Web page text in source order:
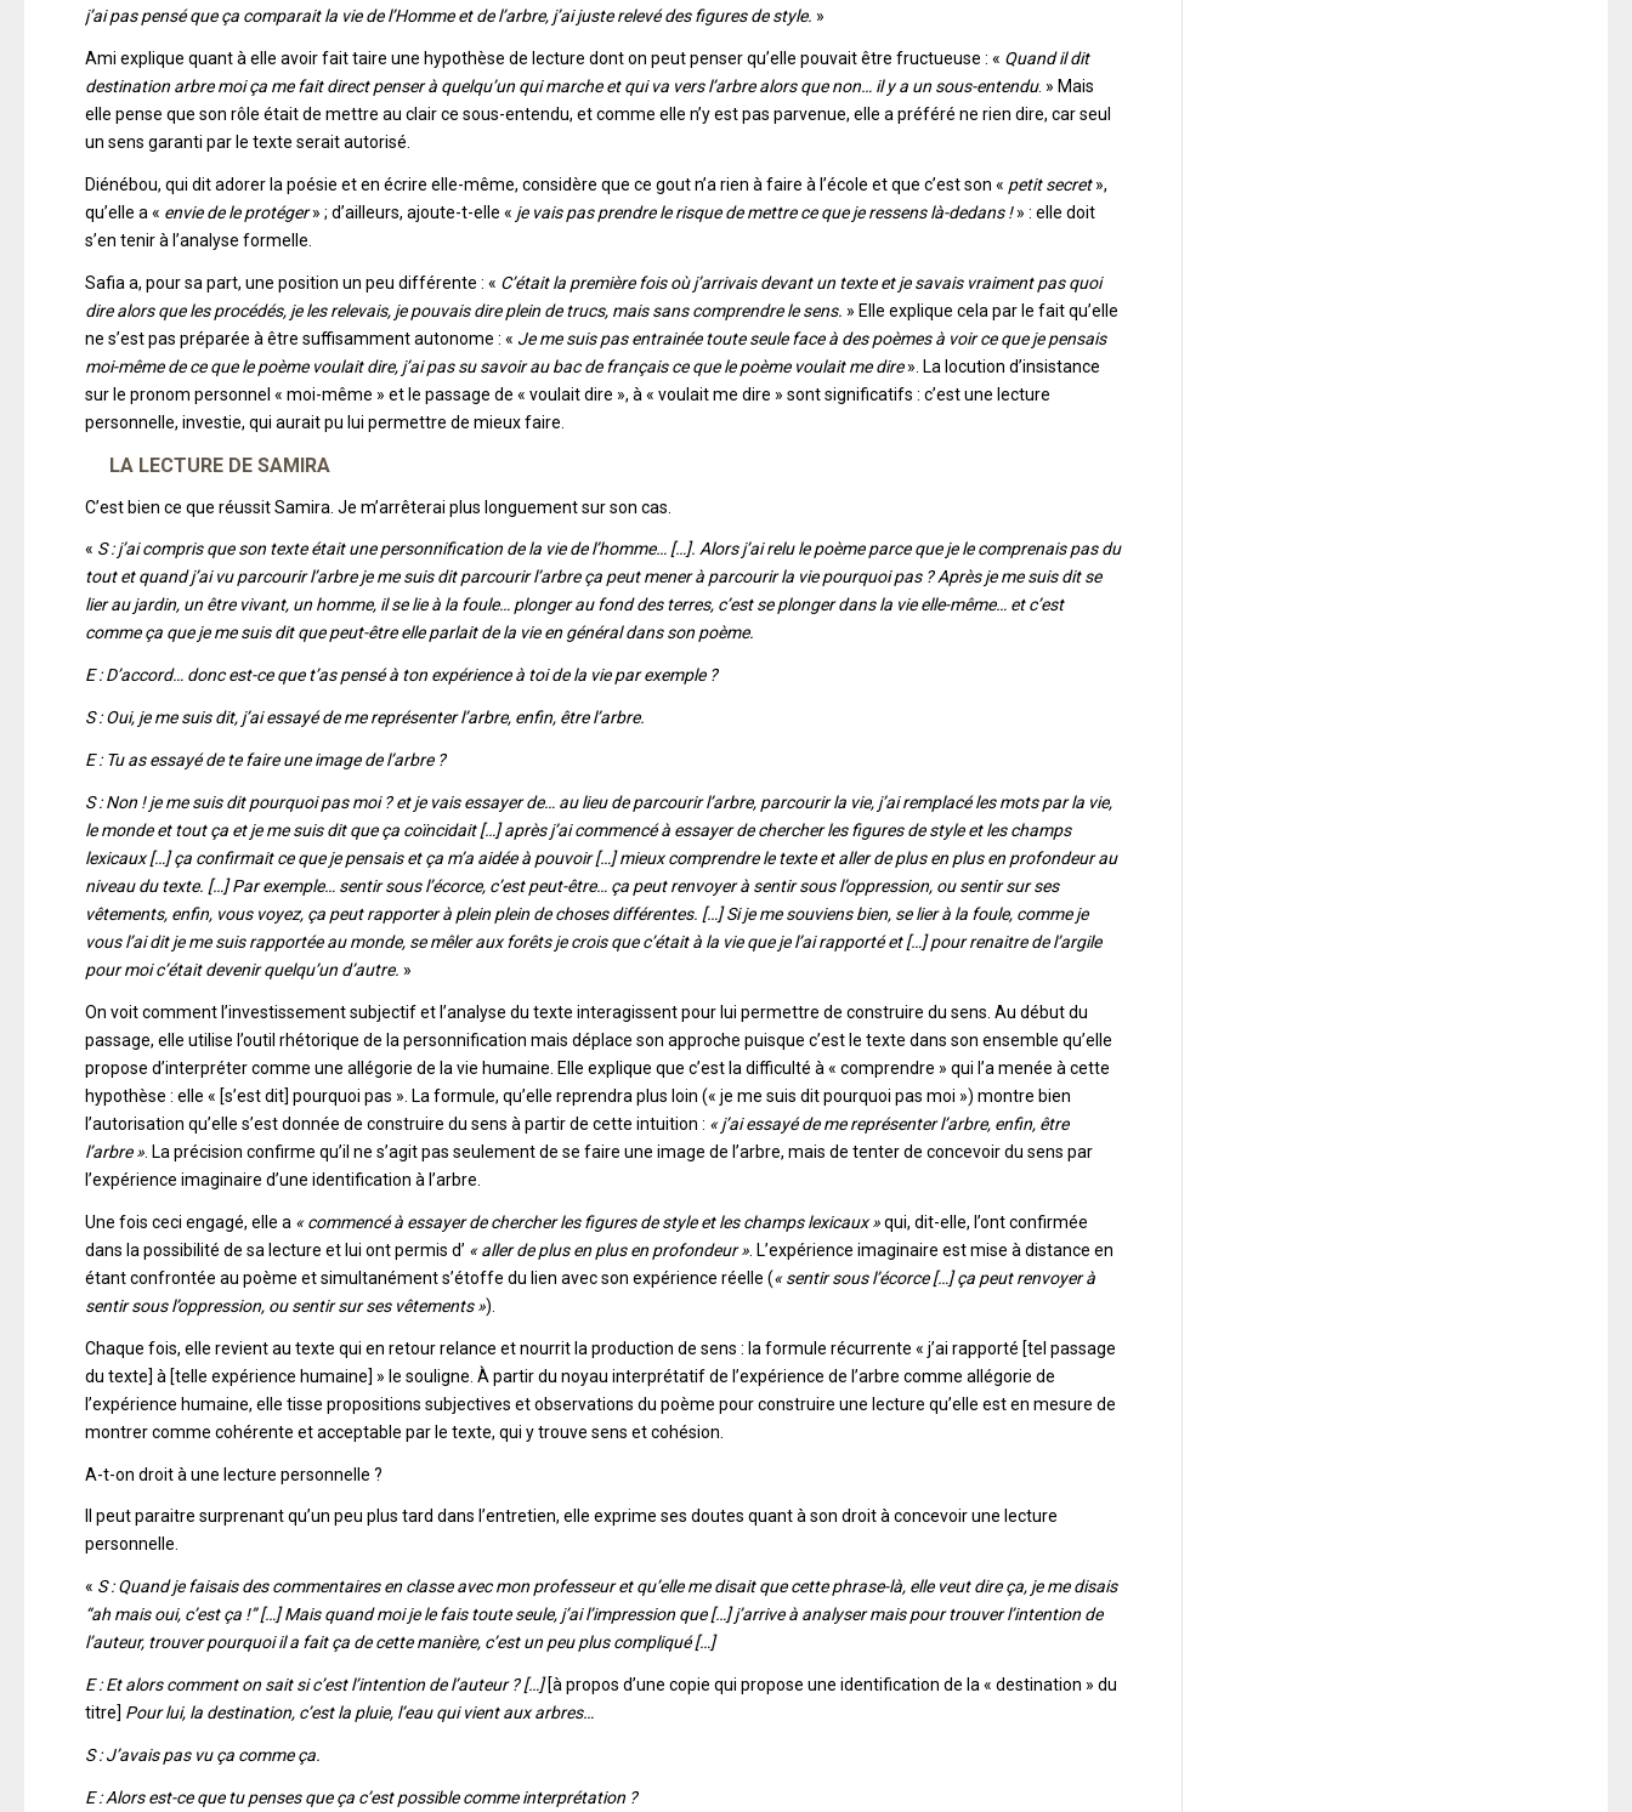
j’ai pas pensé que ça comparait la vie de l’Homme et de l’arbre, j’ai juste relevé des figures de style. »
Ami explique quant à elle avoir fait taire une hypothèse de lecture dont on peut penser qu’elle pouvait être fructueuse : « Quand il dit
destination arbre moi ça me fait direct penser à quelqu’un qui marche et qui va vers l’arbre alors que non… il y a un sous-entendu. » Mais
elle pense que son rôle était de mettre au clair ce sous-entendu, et comme elle n’y est pas parvenue, elle a préféré ne rien dire, car seul
un sens garanti par le texte serait autorisé.
Diénébou, qui dit adorer la poésie et en écrire elle-même, considère que ce gout n’a rien à faire à l’école et que c’est son « petit secret»,
qu’elle a « envie de le protéger» ; d’ailleurs, ajoute-t-elle « je vais pas prendre le risque de mettre ce que je ressens là-dedans !» : elle doit
s’en tenir à l’analyse formelle.
Safia a, pour sa part, une position un peu différente : « C’était la première fois où j’arrivais devant un texte et je savais vraiment pas quoi
dire alors que les procédés, je les relevais, je pouvais dire plein de trucs, mais sans comprendre le sens. » Elle explique cela par le fait qu’elle
ne s’est pas préparée à être suffisamment autonome : « Je me suis pas entrainée toute seule face à des poèmes à voir ce que je pensais
moi-même de ce que le poème voulait dire, j’ai pas su savoir au bac de français ce que le poème voulait me dire». La locution d’insistance
sur le pronom personnel « moi-même » et le passage de « voulait dire », à « voulait me dire » sont significatifs : c’est une lecture
personnelle, investie, qui aurait pu lui permettre de mieux faire.
LA LECTURE DE SAMIRA
C’est bien ce que réussit Samira. Je m’arrêterai plus longuement sur son cas.
« S : j’ai compris que son texte était une personnification de la vie de l’homme… […]. Alors j’ai relu le poème parce que je le comprenais pas du
tout et quand j’ai vu parcourir l’arbre je me suis dit parcourir l’arbre ça peut mener à parcourir la vie pourquoi pas ? Après je me suis dit se
lier au jardin, un être vivant, un homme, il se lie à la foule… plonger au fond des terres, c’est se plonger dans la vie elle-même… et c’est
comme ça que je me suis dit que peut-être elle parlait de la vie en général dans son poème.
E : D’accord… donc est-ce que t’as pensé à ton expérience à toi de la vie par exemple ?
S : Oui, je me suis dit, j’ai essayé de me représenter l’arbre, enfin, être l’arbre.
E : Tu as essayé de te faire une image de l’arbre ?
S : Non ! je me suis dit pourquoi pas moi ? et je vais essayer de… au lieu de parcourir l’arbre, parcourir la vie, j’ai remplacé les mots par la vie,
le monde et tout ça et je me suis dit que ça coïncidait […] après j’ai commencé à essayer de chercher les figures de style et les champs
lexicaux […] ça confirmait ce que je pensais et ça m’a aidée à pouvoir […] mieux comprendre le texte et aller de plus en plus en profondeur au
niveau du texte. […] Par exemple… sentir sous l’écorce, c’est peut-être… ça peut renvoyer à sentir sous l’oppression, ou sentir sur ses
vêtements, enfin, vous voyez, ça peut rapporter à plein plein de choses différentes. […] Si je me souviens bien, se lier à la foule, comme je
vous l’ai dit je me suis rapportée au monde, se mêler aux forêts je crois que c’était à la vie que je l’ai rapporté et […] pour renaitre de l’argile
pour moi c’était devenir quelqu’un d’autre. »
On voit comment l’investissement subjectif et l’analyse du texte interagissent pour lui permettre de construire du sens. Au début du
passage, elle utilise l’outil rhétorique de la personnification mais déplace son approche puisque c’est le texte dans son ensemble qu’elle
propose d’interpréter comme une allégorie de la vie humaine. Elle explique que c’est la difficulté à « comprendre » qui l’a menée à cette
hypothèse : elle « [s’est dit] pourquoi pas ». La formule, qu’elle reprendra plus loin (« je me suis dit pourquoi pas moi ») montre bien
l’autorisation qu’elle s’est donnée de construire du sens à partir de cette intuition : « j’ai essayé de me représenter l’arbre, enfin, être
l’arbre » . La précision confirme qu’il ne s’agit pas seulement de se faire une image de l’arbre, mais de tenter de concevoir du sens par
l’expérience imaginaire d’une identification à l’arbre.
Une fois ceci engagé, elle a « commencé à essayer de chercher les figures de style et les champs lexicaux »qui, dit-elle, l’ont confirmée
dans la possibilité de sa lecture et lui ont permis d’ « aller de plus en plus en profondeur » . L’expérience imaginaire est mise à distance en
étant confrontée au poème et simultanément s’étoffe du lien avec son expérience réelle (« sentir sous l’écorce […] ça peut renvoyer à
sentir sous l’oppression, ou sentir sur ses vêtements »).
Chaque fois, elle revient au texte qui en retour relance et nourrit la production de sens : la formule récurrente « j’ai rapporté [tel passage
du texte] à [telle expérience humaine] » le souligne. À partir du noyau interprétatif de l’expérience de l’arbre comme allégorie de
l’expérience humaine, elle tisse propositions subjectives et observations du poème pour construire une lecture qu’elle est en mesure de
montrer comme cohérente et acceptable par le texte, qui y trouve sens et cohésion.
A-t-on droit à une lecture personnelle ?
Il peut paraitre surprenant qu’un peu plus tard dans l’entretien, elle exprime ses doutes quant à son droit à concevoir une lecture
personnelle.
« S : Quand je faisais des commentaires en classe avec mon professeur et qu’elle me disait que cette phrase-là, elle veut dire ça, je me disais
“ah mais oui, c’est ça !” […] Mais quand moi je le fais toute seule, j’ai l’impression que […] j’arrive à analyser mais pour trouver l’intention de
l’auteur, trouver pourquoi il a fait ça de cette manière, c’est un peu plus compliqué […]
E : Et alors comment on sait si c’est l’intention de l’auteur ? […][à propos d’une copie qui propose une identification de la « destination » du
titre] Pour lui, la destination, c’est la pluie, l’eau qui vient aux arbres…
S : J’avais pas vu ça comme ça.
E : Alors est-ce que tu penses que ça c’est possible comme interprétation ?